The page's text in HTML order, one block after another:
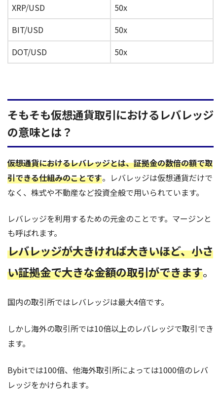
XRP/USD
50x
BIT/USD
50x
DOT/USD
50x
そもそも仮想通貨取引におけるレバレッジ
の意味とは？
仮想通貨におけるレバレッジとは、証拠金の数倍の額で取
引できる仕組みのことです。 レバレッジは仮想通貨だけで
なく、株式や不動産など投資全般で用いられています。
レバレッジを利用するための元金のことです。マージンと
も呼ばれます。
レバレッジが大きければ大きいほど、小さ
い証拠金で大きな金額の取引ができます。
国内の取引所ではレバレッジは最大4倍です。
しかし海外の取引所では10倍以上のレバレッジで取引でき
ます。
Bybitでは100倍、他海外取引所によっては1000倍のレバ
レッジをかけられます。